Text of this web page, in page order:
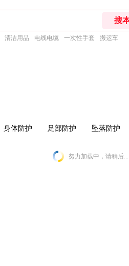
清洁用品 电线电缆 一次性手套 搬运车
身体防护 足部防护 坠落防护
努力加载中，请稍后...